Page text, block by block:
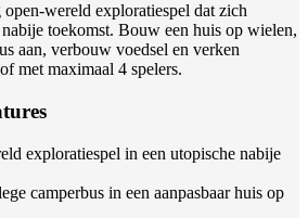
wereld exploratiespel dat zich
toekomst. Bouw een huis op wielen,
aan, verbouw voedsel en verken
met maximaal 4 spelers.
exploratiespel in een utopische nabije
camperbus in een aanpasbaar huis op